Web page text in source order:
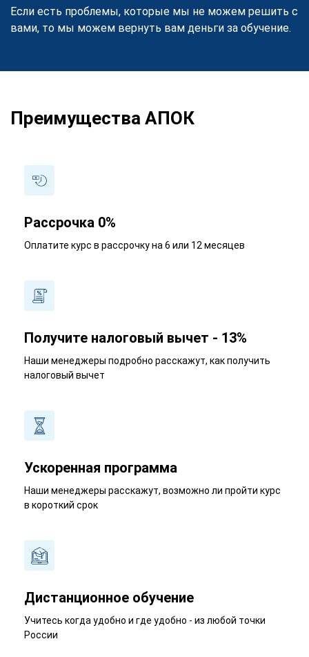
Если есть проблемы, которые мы не можем решить с
вами, то мы можем вернуть вам деньги за обучение.
Преимущества АПОК
Рассрочка 0%
Оплатите курс в рассрочку на 6 или 12 месяцев
Получите налоговый вычет - 13%
Наши менеджеры подробно расскажут, как получить
налоговый вычет
Ускоренная программа
Наши менеджеры расскажут, возможно ли пройти курс
в короткий срок
Дистанционное обучение
Учитесь когда удобно и где удобно - из любой точки
России